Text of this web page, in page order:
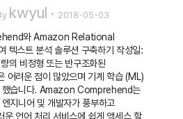
kwyul 2018-05-03
와 Amazon Relational
텍스트 분석 솔루션 구축하기 작성일:
비정형 또는 반구조화된
어려운 점이 많았으며 기계 학습 (ML)
했습니다. Amazon Comprehend는
지니어 및 개발자가 풍부하고
운 언어 처리 서비스에 쉽게 액세스 할